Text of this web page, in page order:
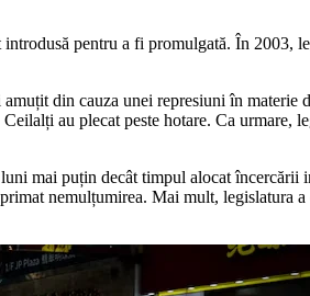
pentru a fi promulgată. În
din cauza unei represiuni în
au plecat peste hotare. Ca
mai puțin decât timpul alocat
nemulțumirea. Mai mult, legislatura